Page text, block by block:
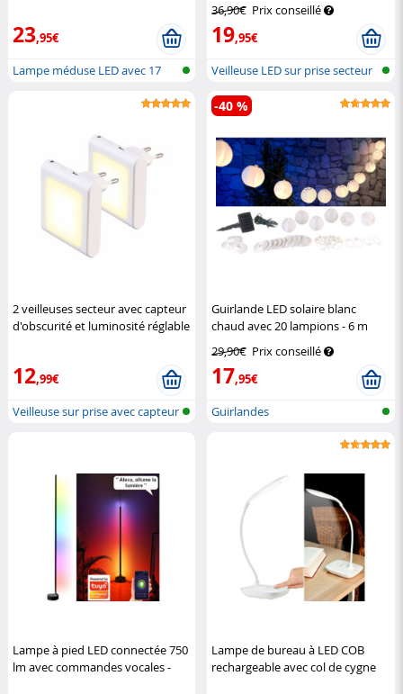
23,95€
Lampe méduse LED avec 17
36,90€ Prix conseillé
19,95€
Veilleuse LED sur prise secteur
ave...
2 veilleuses secteur avec capteur
d'obscurité et luminosité réglable
12,99€
Veilleuse sur prise avec capteur
Guirlande LED solaire blanc
chaud avec 20 lampions - 6 m
29,90€ Prix conseillé
17,95€
-40 %
Guirlandes
Lampe à pied LED connectée 750
lm avec commandes vocales -
Lampe de bureau à LED COB
rechargeable avec col de cygne